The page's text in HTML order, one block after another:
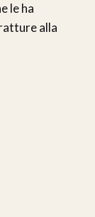
le ha
alla